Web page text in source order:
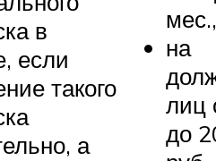
в
если
такого
а
мес.,
на
лиц
до